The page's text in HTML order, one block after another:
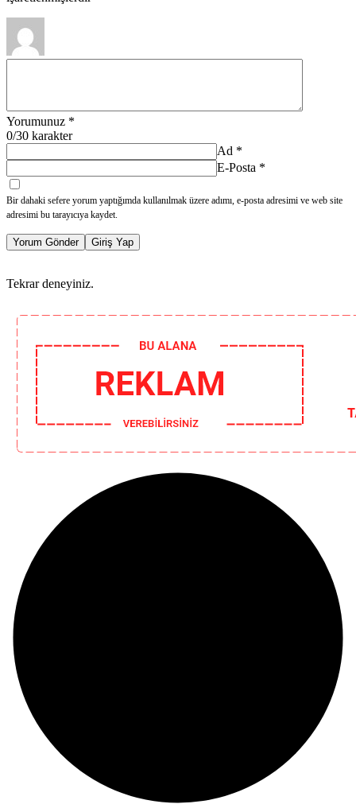
Yorumunuz *
0/30 karakter
Ad *
E-Posta *
Bir dahaki sefere yorum yaptığımda kullanılmak üzere adımı, e-posta adresimi ve web site
adresimi bu tarayıcıya kaydet.
Yorum Gönder Giriş Yap
Tekrar deneyiniz.